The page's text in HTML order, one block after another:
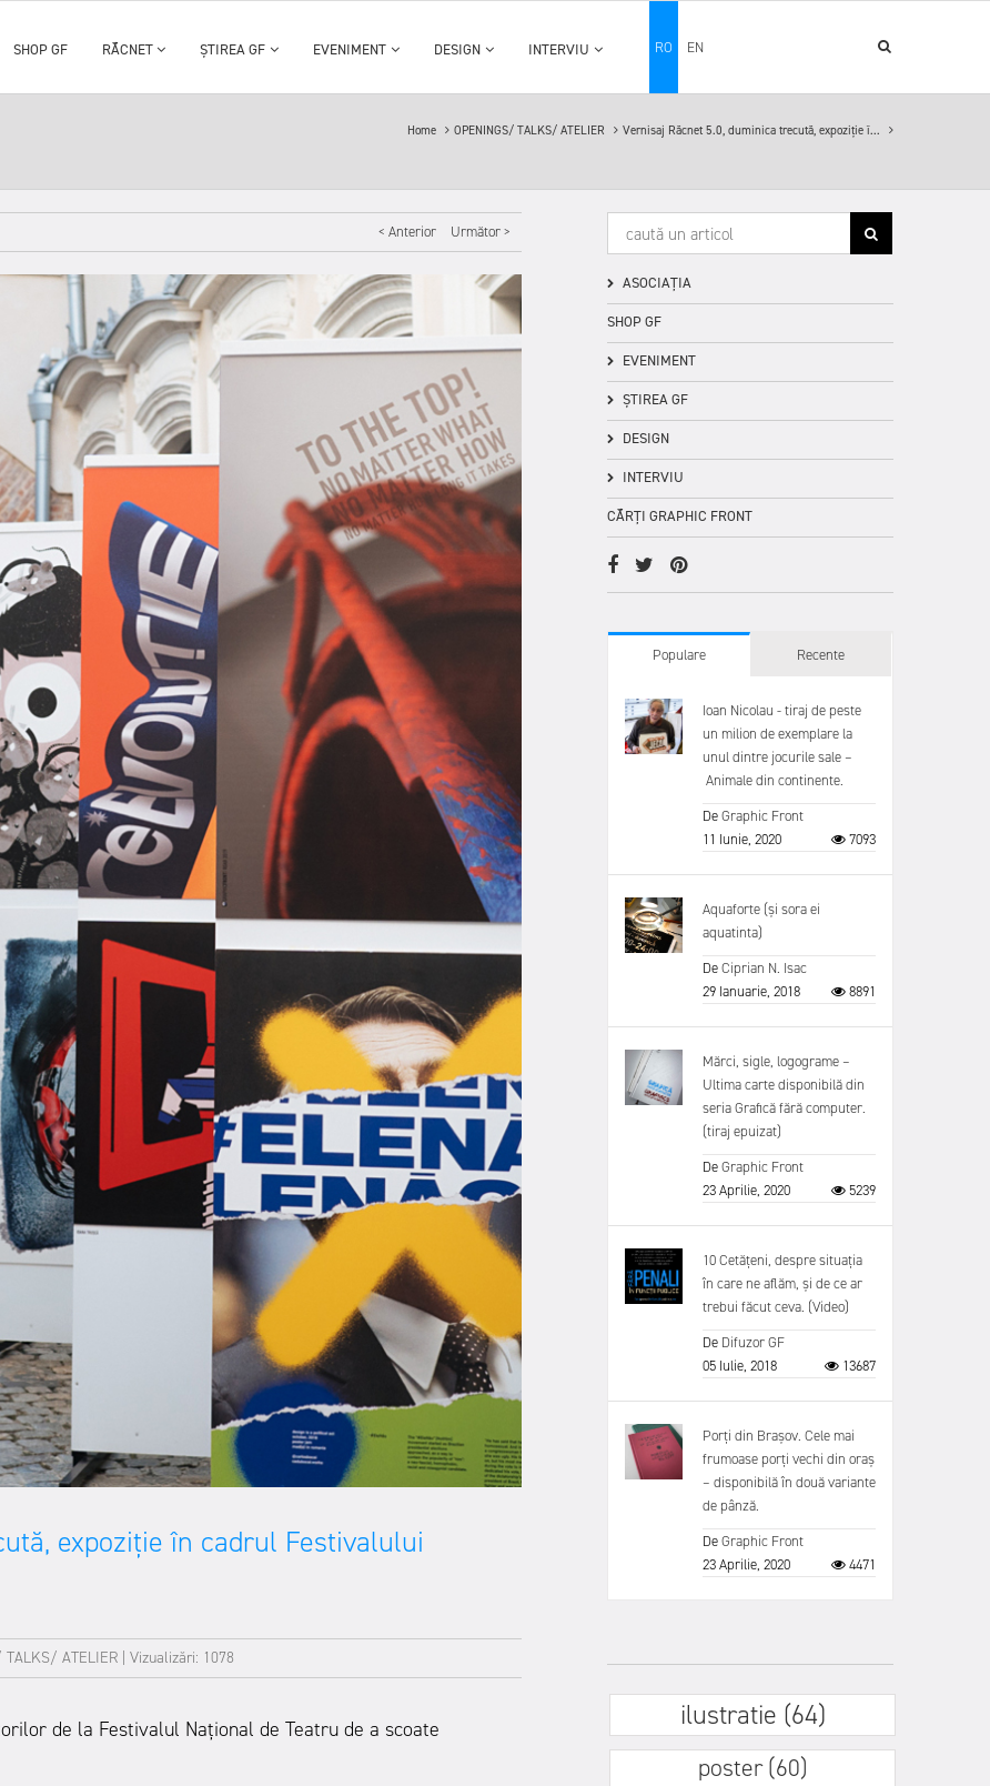
SHOP GF RĂCNET ȘTIREA GF EVENIMENT DESIGN INTERVIU RO EN
Home OPENINGS/ TALKS/ ATELIER Vernisaj Răcnet 5.0, duminica trecută, expoziție î...
< Anterior Următor >
expoziție în cadrul Festivalului
TALKS/ ATELIER | Vizualizări: 1078
de la Festivalul Național de Teatru de a scoate
ASOCIAȚIA
SHOP GF
EVENIMENT
ȘTIREA GF
DESIGN
INTERVIU
CĂRȚI GRAPHIC FRONT
Populare Recente
Ioan Nicolau - tiraj de peste
un milion de exemplare la
unul dintre jocurile sale –
Animale din continente.
DeGraphic Front
11 Iunie, 2020
7093
Aquaforte (și sora ei
aquatinta)
DeCiprian N. Isac
29 Ianuarie, 2018
8891
Mărci, sigle, logograme –
Ultima carte disponibilă din
seria Grafică fără computer.
(tiraj epuizat)
DeGraphic Front
23 Aprilie, 2020
5239
10 Cetățeni, despre situația
în care ne aflăm, și de ce ar
trebui făcut ceva. (Video)
De Difuzor GF
05 Iulie, 2018
13687
Porți din Brașov. Cele mai
frumoase porți vechi din oraș
– disponibilă în două variante
de pânză.
DeGraphic Front
23 Aprilie, 2020
4471
ilustratie (64)
poster (60)